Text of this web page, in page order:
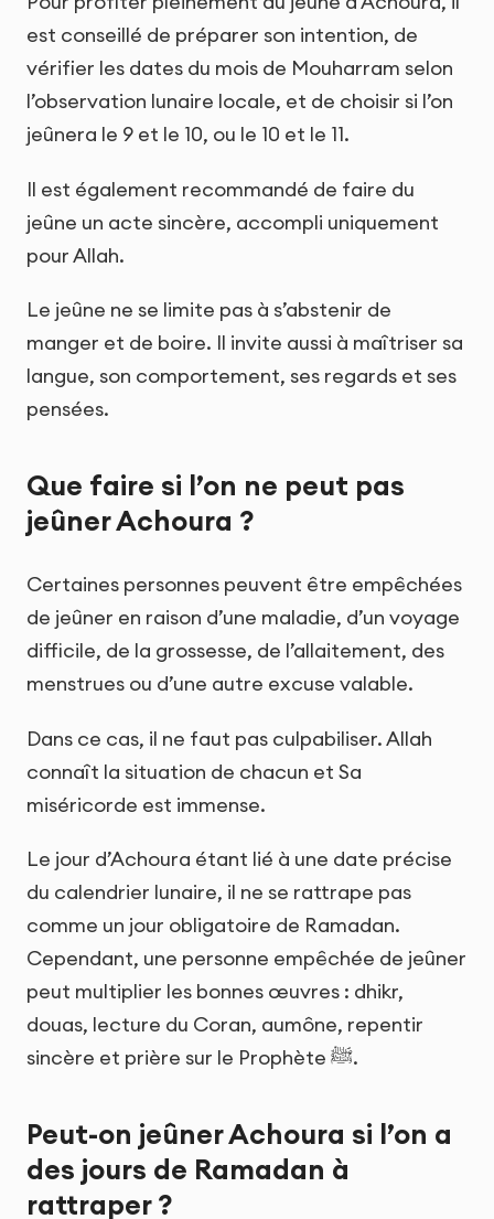
est conseillé de préparer son intention, de
vérifier les dates du mois de Mouharram selon
l’observation lunaire locale, et de choisir si l’on
jeûnera le 9 et le 10, ou le 10 et le 11.
Il est également recommandé de faire du
jeûne un acte sincère, accompli uniquement
pour Allah.
Le jeûne ne se limite pas à s’abstenir de
manger et de boire. Il invite aussi à maîtriser sa
langue, son comportement, ses regards et ses
pensées.
Que faire si l’on ne peut pas
jeûner Achoura ?
Certaines personnes peuvent être empêchées
de jeûner en raison d’une maladie, d’un voyage
difficile, de la grossesse, de l’allaitement, des
menstrues ou d’une autre excuse valable.
Dans ce cas, il ne faut pas culpabiliser. Allah
connaît la situation de chacun et Sa
miséricorde est immense.
Le jour d’Achoura étant lié à une date précise
du calendrier lunaire, il ne se rattrape pas
comme un jour obligatoire de Ramadan.
Cependant, une personne empêchée de jeûner
peut multiplier les bonnes œuvres : dhikr,
douas, lecture du Coran, aumône, repentir
sincère et prière sur le Prophète ﷺ.
Peut-on jeûner Achoura si l’on a
des jours de Ramadan à
rattraper ?